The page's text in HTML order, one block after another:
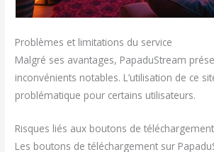
Problèmes et limitations du service
Malgré ses avantages, PapaduStream
inconvénients notables. L’utilisation de ce
problématique pour certains utilisateurs.
Risques liés aux boutons de téléchargement
Les boutons de téléchargement sur